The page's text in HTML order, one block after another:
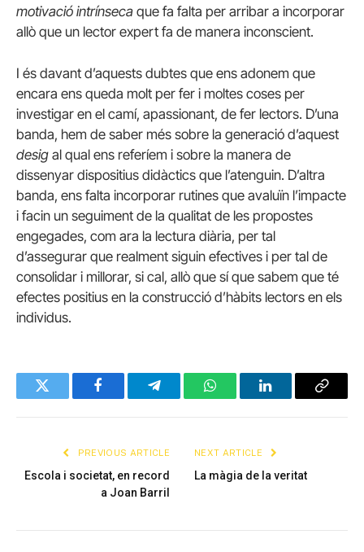
motivació intrínseca que fa falta per arribar a incorporar
allò que un lector expert fa de manera inconscient.
I és davant d’aquests dubtes que ens adonem que
encara ens queda molt per fer i moltes coses per
investigar en el camí, apassionant, de fer lectors. D’una
banda, hem de saber més sobre la generació d’aquest
desig al qual ens referíem i sobre la manera de
dissenyar dispositius didàctics que l’atenguin. D’altra
banda, ens falta incorporar rutines que avaluïn l’impacte
i facin un seguiment de la qualitat de les propostes
engegades, com ara la lectura diària, per tal
d’assegurar que realment siguin efectives i per tal de
consolidar i millorar, si cal, allò que sí que sabem que té
efectes positius en la construcció d’hàbits lectors en els
individus.
Twitter FacebookTelegramWhatsAppLinkedInCopy
PREVIOUS ARTICLE
Escola i societat, en record
a Joan Barril
NEXT ARTICLE
La màgia de la veritat